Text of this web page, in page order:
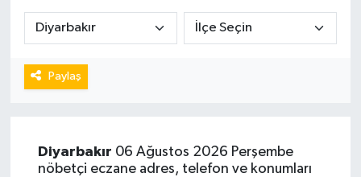
Paylaş
Diyarbakır 06 Ağustos 2026 Perşembe
nöbetçi eczane adres, telefon ve konumları
Spor
Turizm
Gazipaşa
Tüm Manşetler
Son Dakika Haberleri